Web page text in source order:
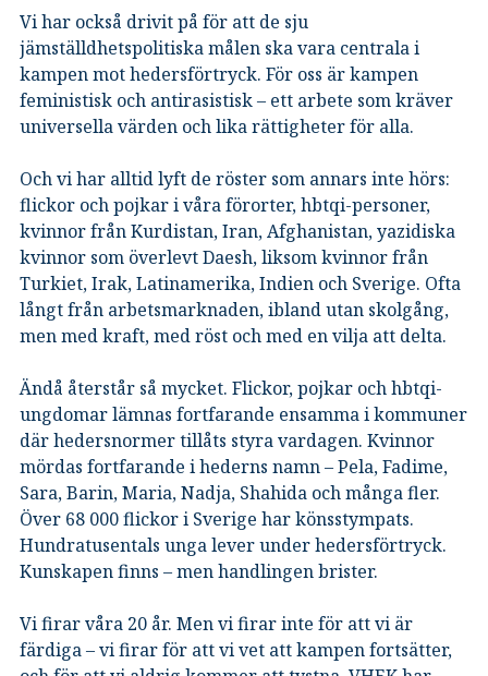
Vi har också drivit på för att de sju
jämställdhetspolitiska målen ska vara centrala i
kampen mot hedersförtryck. För oss är kampen
feministisk och antirasistisk – ett arbete som kräver
universella värden och lika rättigheter för alla.
Och vi har alltid lyft de röster som annars inte hörs:
flickor och pojkar i våra förorter, hbtqi-personer,
kvinnor från Kurdistan, Iran, Afghanistan, yazidiska
kvinnor som överlevt Daesh, liksom kvinnor från
Turkiet, Irak, Latinamerika, Indien och Sverige. Ofta
långt från arbetsmarknaden, ibland utan skolgång,
men med kraft, med röst och med en vilja att delta.
Ändå återstår så mycket. Flickor, pojkar och hbtqi-
ungdomar lämnas fortfarande ensamma i kommuner
där hedersnormer tillåts styra vardagen. Kvinnor
mördas fortfarande i hederns namn – Pela, Fadime,
Sara, Barin, Maria, Nadja, Shahida och många fler.
Över 68 000 flickor i Sverige har könsstympats.
Hundratusentals unga lever under hedersförtryck.
Kunskapen finns – men handlingen brister.
Vi firar våra 20 år. Men vi firar inte för att vi är
färdiga – vi firar för att vi vet att kampen fortsätter,